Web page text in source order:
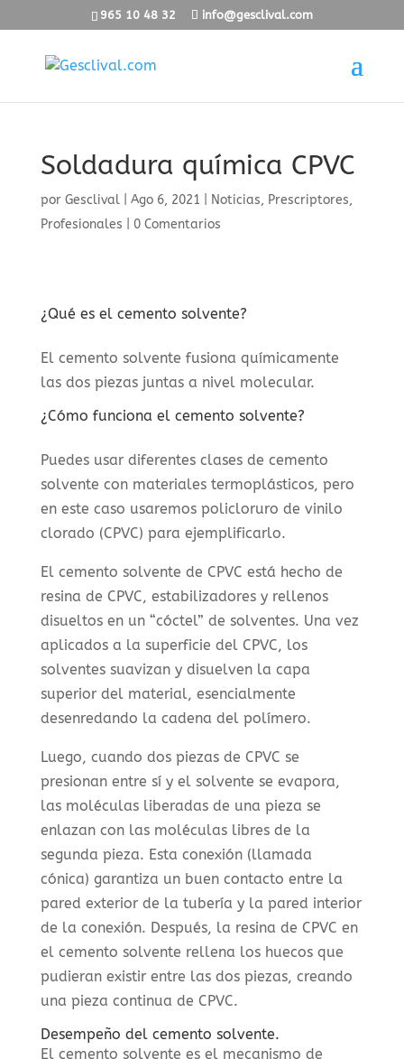
965 10 48 32 info@gesclival.com
Soldadura química CPVC
por Gesclival| Ago 6, 2021 Noticias, Prescriptores,
Profesionales
0 Comentarios
¿Qué es el cemento solvente?
El cemento solvente fusiona químicamente
las dos piezas juntas a nivel molecular.
¿Cómo funciona el cemento solvente?
Puedes usar diferentes clases de cemento
solvente con materiales termoplásticos, pero
en este caso usaremos policloruro de vinilo
clorado (CPVC) para ejemplificarlo.
El cemento solvente de CPVC está hecho de
resina de CPVC, estabilizadores y rellenos
disueltos en un “cóctel” de solventes. Una vez
aplicados a la superficie del CPVC, los
solventes suavizan y disuelven la capa
superior del material, esencialmente
desenredando la cadena del polímero.
Luego, cuando dos piezas de CPVC se
presionan entre sí y el solvente se evapora,
las moléculas liberadas de una pieza se
enlazan con las moléculas libres de la
segunda pieza. Esta conexión (llamada
cónica) garantiza un buen contacto entre la
pared exterior de la tubería y la pared interior
de la conexión. Después, la resina de CPVC en
el cemento solvente rellena los huecos que
pudieran existir entre las dos piezas, creando
una pieza continua de CPVC.
Desempeño del cemento solvente.
El cemento solvente es el mecanismo de